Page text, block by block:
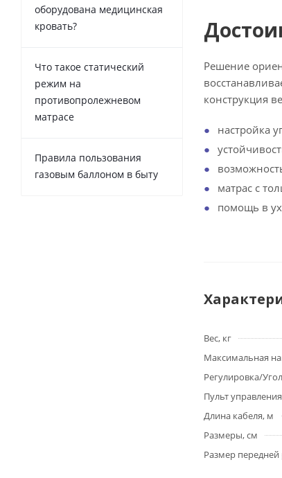
Решение
конструкция
настройка
матрас с
помощь в
Вес, кг
Максимальная
Регулировка/
Пульт управления
Длина кабеля, м
Размеры, см
Размер
оборудована медицинская
кровать?
Что такое статический
режим на
противопролежневом
матрасе
Правила пользования
газовым баллоном в быту